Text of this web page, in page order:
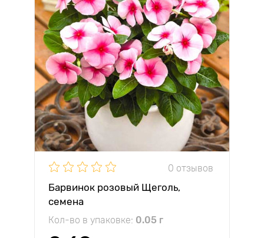
0 отзывов
Барвинок розовый Щеголь,
семена
Кол-во в упаковке: 0.05 г